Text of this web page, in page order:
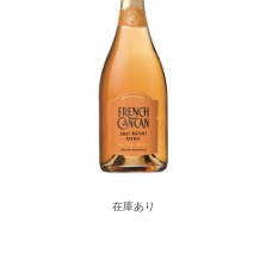
在庫あり